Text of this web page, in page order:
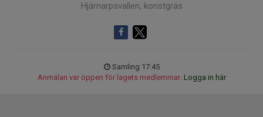
Hjärnarpsvallen, konstgräs
Samling 17:45
Anmälan var öppen för lagets medlemmar. Logga in här